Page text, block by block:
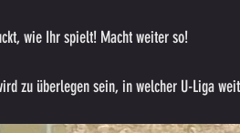
wie Ihr spielt! Macht weiter so!
zu überlegen sein, in welcher U-Liga